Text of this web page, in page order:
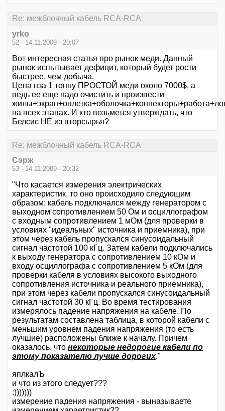
Re: межблочный кабель RCA-RCA
yrko
52 - 14.11.2009 - 20:07
Вот интересная статья про рынок меди. Данный
рынок испытывает дефицит, который будет рости
быстрее, чем добыча.
Цена нза 1 тонну ПРОСТОЙ меди около 7000$, а
ведь ее еще надо очистить и произвести
на всех этапах. И кто возьмется утверждать, что
Белсис НЕ из вторсырья?
Re: межблочный кабель RCA-RCA
Сэрж
53 - 14.11.2009 - 20:32
"Что касается измерения электрических
характеристик, то оно происходило следующим
образом: кабель подключался между генератором с
выходном сопротивлением 50 Ом и осциллографом
с входным сопротивлением 1 мОм (для проверки в
условиях "идеальных" источника и приемника), при
этом через кабель пропускался синусоидальный
сигнал частотой 100 кГц. Затем кабели подключались
к выходу генератора с сопротивлением 10 кОм и
входу осциллографа с сопротивлением 5 кОм (для
проверки кабеля в условиях высокого выходного
сопротивления источника и реального приемника),
при этом через кабели пропускался синусоидальный
сигнал частотой 30 кГц. Во время тестирования
измерялось падение напряжения на кабеле. По
результатам составлена таблица, в которой кабели с
меньшим уровнем падения напряжения (то есть
лучшие) расположены ближе к началу. Причем
оказалось, что некоторые недорогие кабели по
этому показателю лучше дорогих."
яплкалЪ
и что из этого следует???
:)))))))
измерение падения напряжения - выназываете